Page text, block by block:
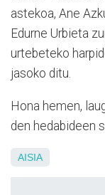
astekoa, Ane
Edurne Urbieta
urtebeteko
jasoko ditu.
Hona hemen,
den hedabideen
AISIA